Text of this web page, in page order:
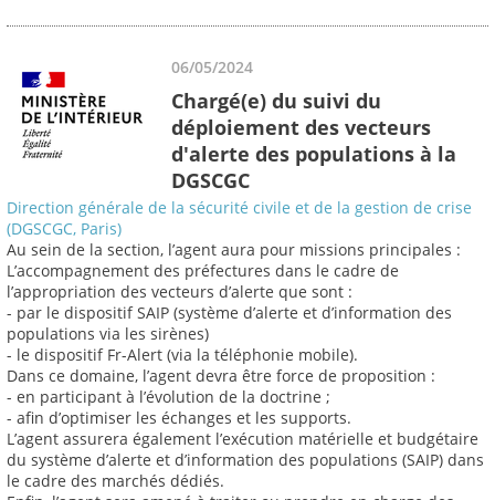
06/05/2024
Chargé(e) du suivi du
déploiement des vecteurs
d'alerte des populations à la
DGSCGC
Direction générale de la sécurité civile et de la gestion de crise
(DGSCGC, Paris)
Au sein de la section, l’agent aura pour missions principales :
L’accompagnement des préfectures dans le cadre de
l’appropriation des vecteurs d’alerte que sont :
- par le dispositif SAIP (système d’alerte et d’information des
populations via les sirènes)
- le dispositif Fr-Alert (via la téléphonie mobile).
Dans ce domaine, l’agent devra être force de proposition :
- en participant à l’évolution de la doctrine ;
- afin d’optimiser les échanges et les supports.
L’agent assurera également l’exécution matérielle et budgétaire
du système d’alerte et d’information des populations (SAIP) dans
le cadre des marchés dédiés.